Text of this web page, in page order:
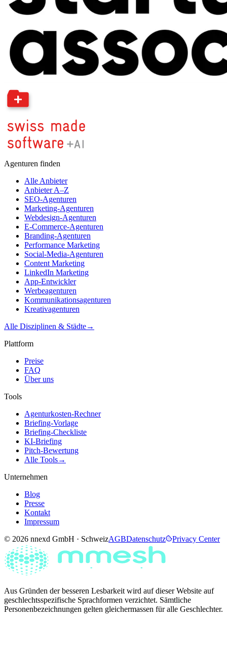
Agenturen finden
Alle Anbieter
Anbieter A–Z
SEO-Agenturen
Marketing-Agenturen
Webdesign-Agenturen
E-Commerce-Agenturen
Branding-Agenturen
Performance Marketing
Social-Media-Agenturen
Content Marketing
LinkedIn Marketing
App-Entwickler
Werbeagenturen
Kommunikationsagenturen
Kreativagenturen
Alle Disziplinen & Städte→
Plattform
Preise
FAQ
Über uns
Tools
Agenturkosten-Rechner
Briefing-Vorlage
Briefing-Checkliste
KI-Briefing
Pitch-Bewertung
Alle Tools→
Unternehmen
Blog
Presse
Kontakt
Impressum
© 2026 nnexd GmbH · SchweizAGBDatenschutz Privacy Center
Aus Gründen der besseren Lesbarkeit wird auf dieser Website auf
geschlechtsspezifische Sprachformen verzichtet. Sämtliche
Personenbezeichnungen gelten gleichermassen für alle Geschlechter.